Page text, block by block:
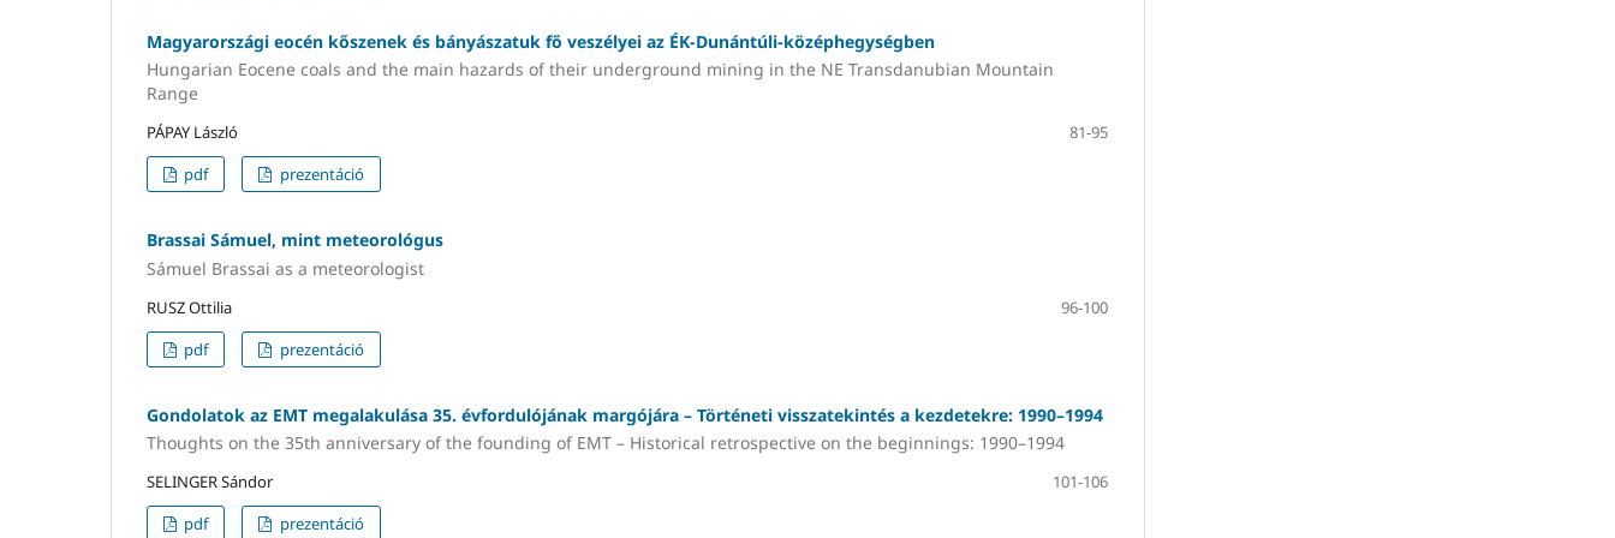
Magyarországi eocén kőszenek és bányászatuk fő veszélyei az ÉK-Dunántúli-középhegységben
Hungarian Eocene coals and the main hazards of their underground mining in the NE Transdanubian Mountain
Range
PÁPAY László
81-95
pdf
prezentáció
Brassai Sámuel, mint meteorológus
Sámuel Brassai as a meteorologist
RUSZ Ottilia
96-100
pdf
prezentáció
Gondolatok az EMT megalakulása 35. évfordulójának margójára – Történeti visszatekintés a kezdetekre: 1990–1994
Thoughts on the 35th anniversary of the founding of EMT – Historical retrospective on the beginnings: 1990–1994
SELINGER Sándor
101-106
pdf
prezentáció